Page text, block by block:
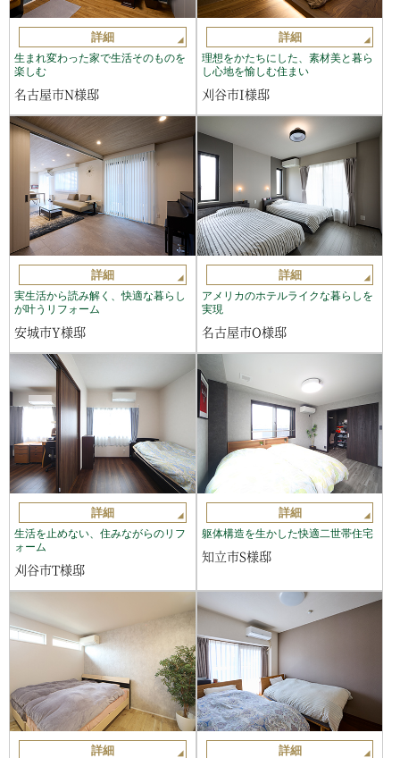
詳細
生まれ変わった家で生活そのものを
楽しむ
名古屋市N様邸
詳細
理想をかたちにした、素材美と暮ら
し心地を愉しむ住まい
刈谷市I様邸
詳細
実生活から読み解く、快適な暮らし
が叶うリフォーム
安城市Y様邸
詳細
アメリカのホテルライクな暮らしを
実現
名古屋市O様邸
詳細
生活を止めない、住みながらのリフ
ォーム
刈谷市T様邸
詳細
躯体構造を生かした快適二世帯住宅
知立市S様邸
詳細 詳細